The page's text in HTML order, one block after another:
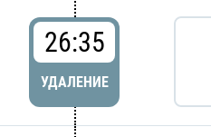
26:35
УДАЛЕНИЕ